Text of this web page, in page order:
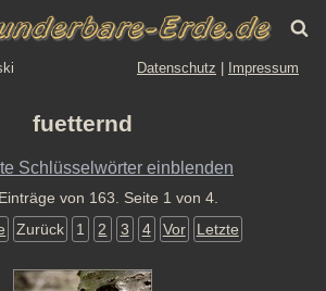
Datenschutz Impressum
fuetternd
Schlüsselwörter einblenden
Einträge von 163. Seite 1 von 4.
Zurück 1 2 3 4 Vor Letzte